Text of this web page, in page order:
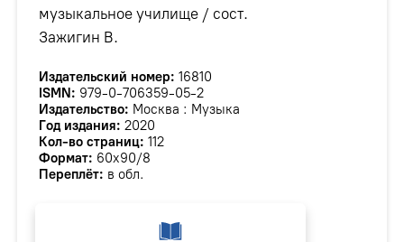
музыкальное училище / сост.
Зажигин В.
Издательский номер: 16810
ISMN: 979-0-706359-05-2
Издательство: Москва : Музыка
Год издания: 2020
Кол-во страниц: 112
Формат: 60х90/8
Переплёт: в обл.